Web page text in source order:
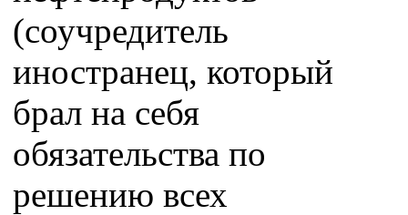
(соучредитель
иностранец, который
брал на себя
обязательства по
решению всех